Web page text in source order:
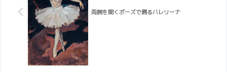
両腕を開くポーズで踊るバレリーナ